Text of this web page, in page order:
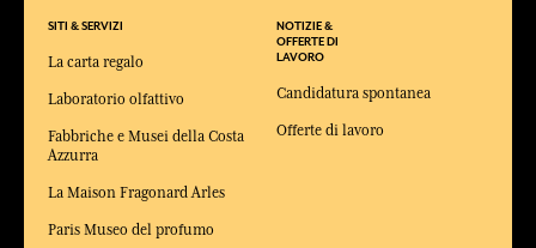
SITI & SERVIZI
La carta regalo
Laboratorio olfattivo
Fabbriche e Musei della Costa
Azzurra
La Maison Fragonard Arles
Paris Museo del profumo
NOTIZIE &
OFFERTE DI
LAVORO
Candidatura spontanea
Offerte di lavoro